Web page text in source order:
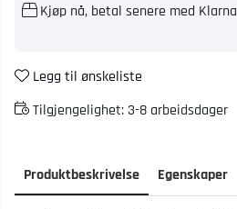
Kjøp nå, betal senere med Klarna
Legg til ønskeliste
Tilgjengelighet:3-8 arbeidsdager
Produktbeskrivelse Egenskaper